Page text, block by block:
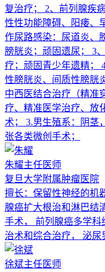
复治疗； 2、前列腺疾
性性功能障碍、阳痿、
作尿路感染：尿道炎、
膀胱炎；顽固遗尿； 3
疗；顽固青少年遗精；
性膀胱炎、间质性膀胱
中西医结合治疗（精准
疗、精准医学治疗、放
术； 3.男生殖系：阴茎
张各类微创手术；
朱耀主任医师
复旦大学附属肿瘤医院
擅长： 保留性神经的机
腺癌扩大根治和淋巴结
手术， 前列腺癌多学
治术和综合治疗， 泌尿
徐斌主任医师